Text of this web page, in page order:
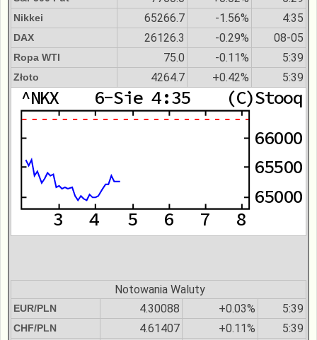
Nikkei 65266.7 -1.56% 4:35
DAX 26126.3 -0.29% 08-05
Ropa WTI 75.0 -0.11% 5:39
Złoto 4264.7 +0.42% 5:39
Notowania Waluty
EUR/PLN 4.30088 +0.03% 5:39
CHF/PLN 4.61407 +0.11% 5:39